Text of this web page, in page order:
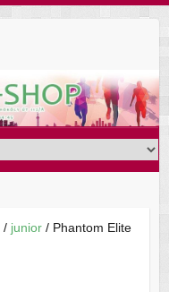
/ junior/ Phantom Elite